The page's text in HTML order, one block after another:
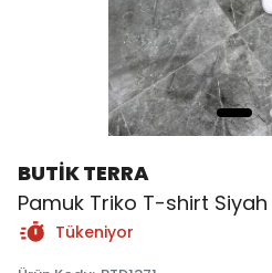
BUTİK TERRA
Pamuk Triko T-shirt Siyah
Tükeniyor